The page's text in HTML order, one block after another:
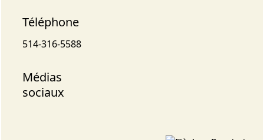
Téléphone
514-316-5588
Médias
sociaux